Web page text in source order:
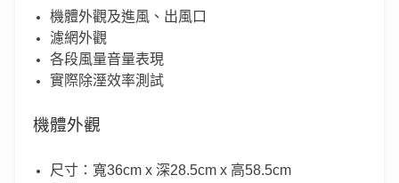
機體外觀及進風、出風口
濾網外觀
各段風量音量表現
實際除溼效率測試
機體外觀
尺寸：寬36cm x 深28.5cm x 高58.5cm